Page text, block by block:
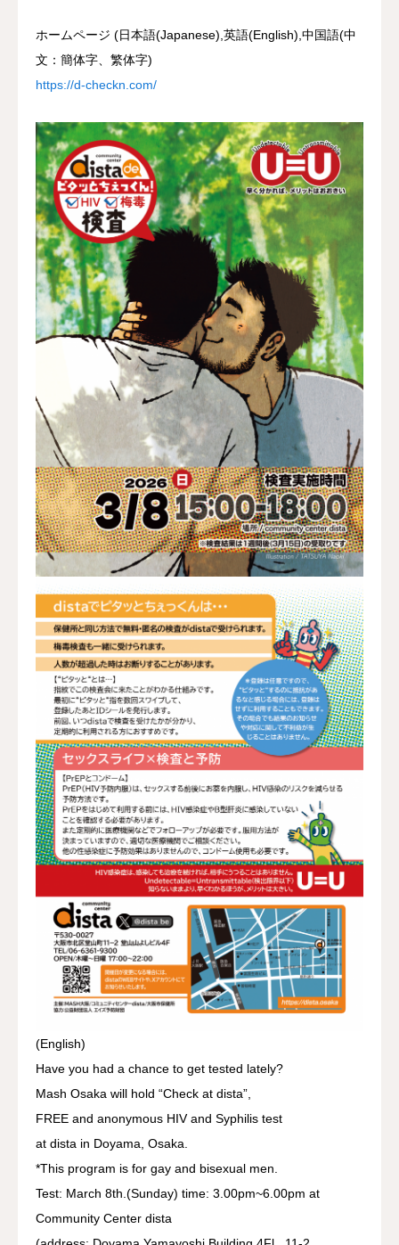
ホームページ (日本語(Japanese),英語(English),中国語(中
文：簡体字、繁体字)
https://d-checkn.com/
(English)
Have you had a chance to get tested lately?
Mash Osaka will hold “Check at dista”,
FREE and anonymous HIV and Syphilis test
at dista in Doyama, Osaka.
*This program is for gay and bisexual men.
Test: March 8th.(Sunday) time: 3.00pm~6.00pm at
Community Center dista